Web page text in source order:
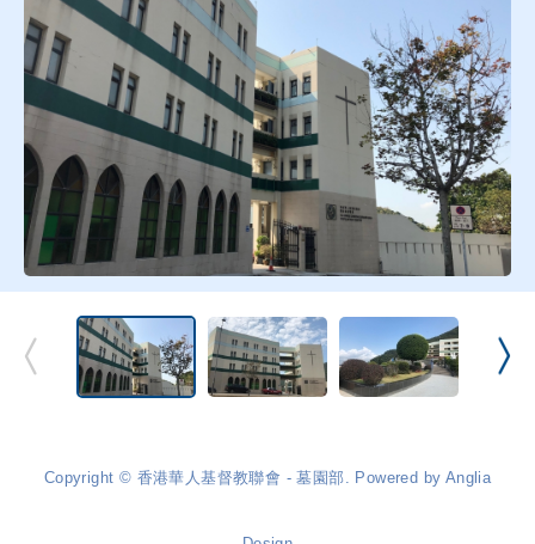
Copyright © 香港華人基督教聯會 - 墓園部. Powered by Anglia